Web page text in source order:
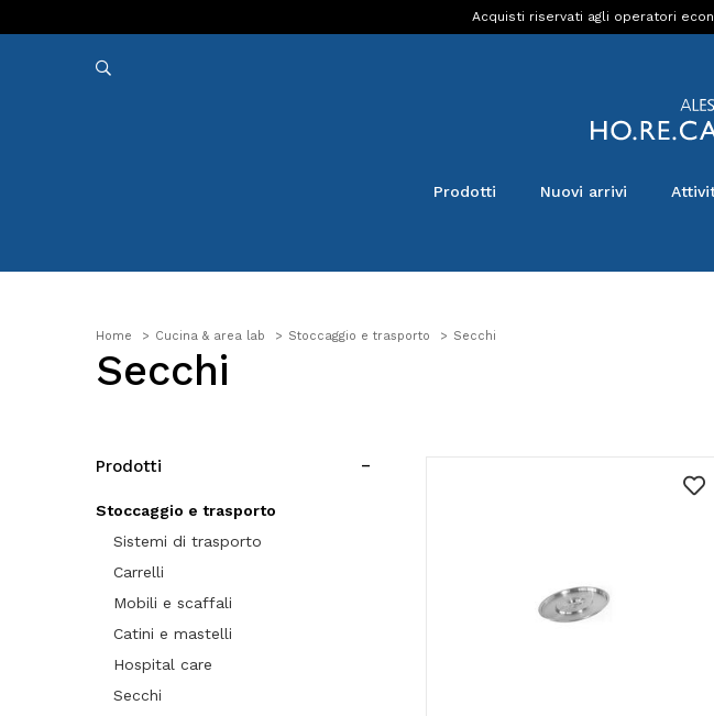
Acquisti riservati agli operatori
Prodotti Nuovi arrivi
Home Cucina & area lab Stoccaggio e trasporto Secchi
Secchi
Prodotti
Stoccaggio e trasporto
Sistemi di trasporto
Carrelli
Mobili e scaffali
Catini e mastelli
Hospital care
Secchi